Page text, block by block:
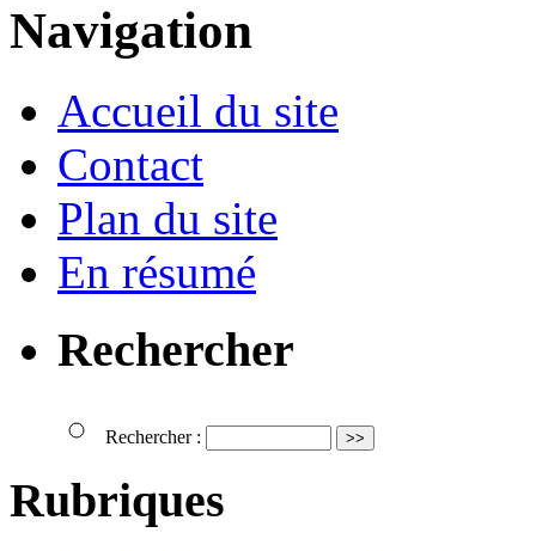
Navigation
Accueil du site
Contact
Plan du site
En résumé
Rechercher
Rechercher :
Rubriques